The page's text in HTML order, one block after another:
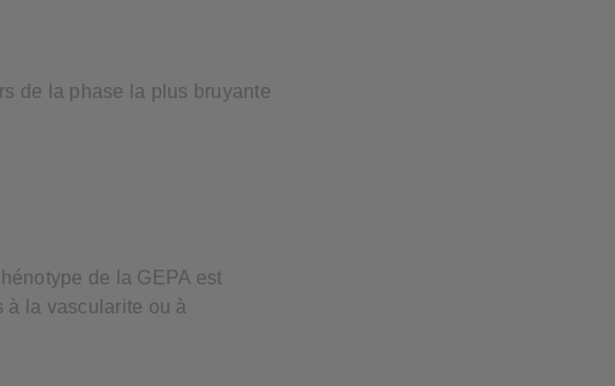
de la phase la plus bruyante
de la GEPA est
à la vascularite ou à